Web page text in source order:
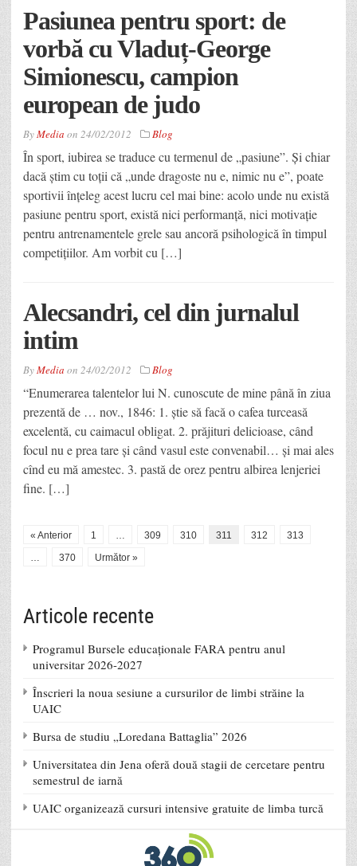
Pasiunea pentru sport: de
vorbă cu Vladuț-George
Simionescu, campion
european de judo
ByMedia on 24/02/2012 Blog
În sport, iubirea se traduce cu termenul de „pasiune”. Şi chiar
dacă ştim cu toţii că „unde dragoste nu e, nimic nu e”, poate
sportivii înţeleg acest lucru cel mai bine: acolo unde nu există
pasiune pentru sport, există nici performanţă, nici motivaţie
pentru antrenamentele grele sau ancoră psihologică în timpul
competiţiilor. Am vorbit cu […]
Alecsandri, cel din jurnalul
intim
ByMedia on 24/02/2012 Blog
“Enumerarea talentelor lui N. cunoscute de mine până în ziua
prezentă de … nov., 1846: 1. ştie să facă o cafea turceasă
excelentă, cu caimacul obligat. 2. prăjituri delicioase, când
focul nu e prea tare şi când vasul este convenabil… şi mai ales
cînd eu mă amestec. 3. pastă de orez pentru albirea lenjeriei
fine. […]
« Anterior 1 309 310 311 312
313
370 Următor »
Articole recente
Programul Bursele educaționale FARA pentru anul
universitar 2026-2027
Înscrieri la noua sesiune a cursurilor de limbi străine la
UAIC
Bursa de studiu „Loredana Battaglia” 2026
Universitatea din Jena oferă două stagii de cercetare pentru
semestrul de iarnă
UAIC organizează cursuri intensive gratuite de limba turcă